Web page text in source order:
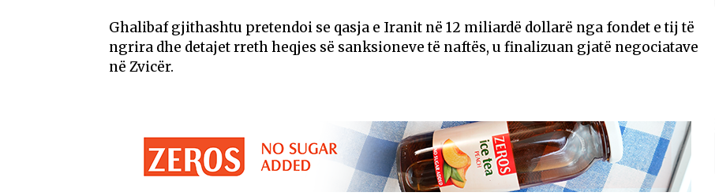
Ghalibaf gjithashtu pretendoi se qasja e Iranit në 12 miliardë dollarë nga fondet e tij të
ngrira dhe detajet rreth heqjes së sanksioneve të naftës, u finalizuan gjatë negociatave
në Zvicër.